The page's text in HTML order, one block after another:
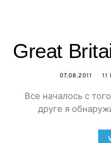
Great
07.08.2011
Все началось с
друге я